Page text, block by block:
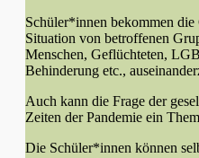
Schüler*innen bekommen
Situation von betroffenen
Menschen, Geflüchteten,
Behinderung etc.,
Auch kann die Frage der
Zeiten der Pandemie ein
Die Schüler*innen können